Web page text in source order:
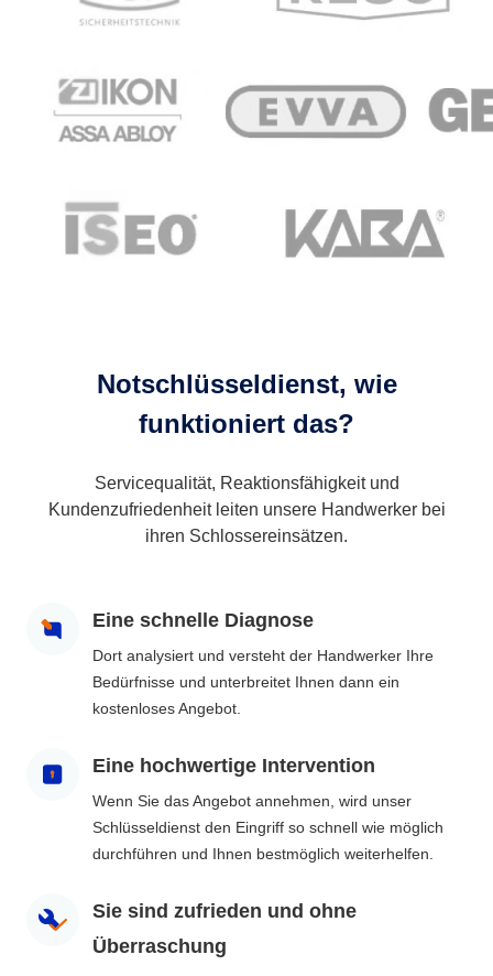
Notschlüsseldienst, wie
funktioniert das?
Servicequalität, Reaktionsfähigkeit und
Kundenzufriedenheit leiten unsere Handwerker bei
ihren Schlossereinsätzen.
Eine schnelle Diagnose
Dort analysiert und versteht der Handwerker Ihre
Bedürfnisse und unterbreitet Ihnen dann ein
kostenloses Angebot.
Eine hochwertige Intervention
Wenn Sie das Angebot annehmen, wird unser
Schlüsseldienst den Eingriff so schnell wie möglich
durchführen und Ihnen bestmöglich weiterhelfen.
Sie sind zufrieden und ohne
Überraschung